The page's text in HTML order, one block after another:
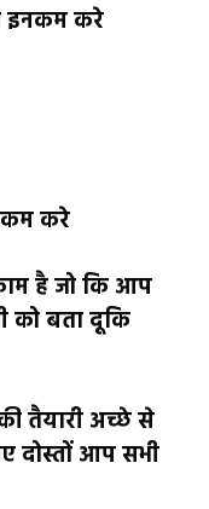
इनकम करे
करे
है जो कि आप
बता दूकि
तैयारी अच्छे से
दोस्तों आप सभी